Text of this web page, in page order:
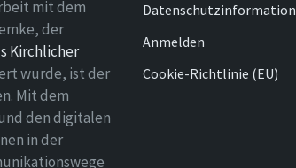
mit dem
der
Kirchlicher
wurde, ist der
Mit dem
den digitalen
in der
Datenschutzinformation
Anmelden
Cookie-Richtlinie (EU)